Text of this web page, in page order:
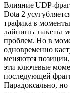
Влияние UDP-
Dota 2
трафика в
лайнинга пакеты
проблем. Но в
одновременно
меняются позиции,
эти ключевые
последующей
Парадоксально,